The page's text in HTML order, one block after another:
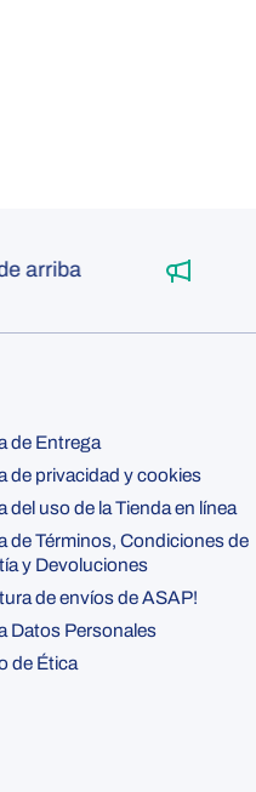
de Entrega
de privacidad y cookies
del uso de la Tienda en línea
de Términos, Condiciones de
y Devoluciones
de envíos de ASAP!
Datos Personales
de Ética